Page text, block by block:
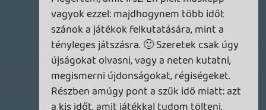
2024.12.24 11:27:47 #1zsi2
Nagyon rendes tőled, köszi szépen! Az első
hármat beváltottam. A Plague Tale
második részét nagyon szerettem, de az
elsőt régóta be akartam pótolni! A gog
accountot össze lehet kötni az amazon
lunával, így lehet hogy még felhőből is
tudom játszani! 🙂